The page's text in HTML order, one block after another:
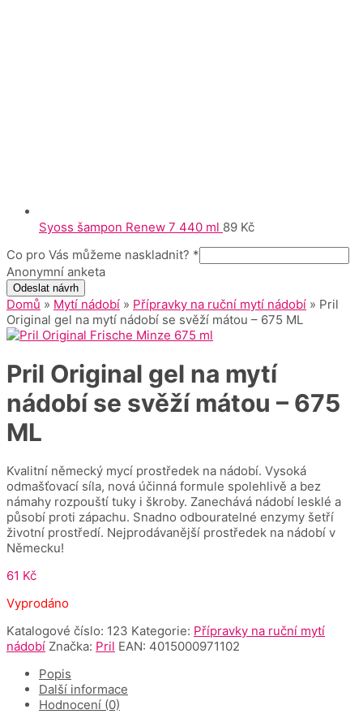
Syoss šampon Renew 7 440 ml 89 Kč
Co pro Vás můžeme naskladnit? *
Anonymní anketa
Odeslat návrh
Domů » Mytí nádobí » Přípravky na ruční mytí nádobí » Pril
Original gel na mytí nádobí se svěží mátou – 675 ML
Pril Original gel na mytí
nádobí se svěží mátou – 675
ML
Kvalitní německý mycí prostředek na nádobí. Vysoká
odmašťovací síla, nová účinná formule spolehlivě a bez
námahy rozpouští tuky i škroby. Zanechává nádobí lesklé a
působí proti zápachu. Snadno odbouratelné enzymy šetří
životní prostředí. Nejprodávanější prostředek na nádobí v
Německu!
61 Kč
Vyprodáno
Katalogové číslo: 123 Kategorie: Přípravky na ruční mytí
nádobí Značka: Pril EAN: 4015000971102
Popis
Další informace
Hodnocení (0)